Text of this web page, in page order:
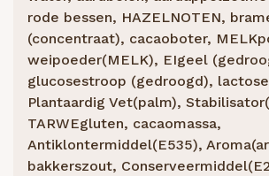
rode bessen, HAZELNOTEN,
(concentraat), cacaoboter,
weipoeder(MELK), EIgeel
glucosestroop (gedroogd),
Plantaardig Vet(palm),
TARWEgluten, cacaomassa,
Antiklontermiddel(E535),
bakkerszout,